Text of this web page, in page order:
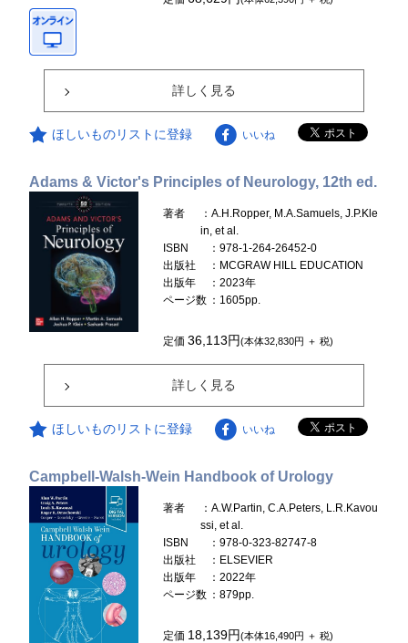
詳しく見る
ほしいものリストに登録 いいね
Adams & Victor's Principles of Neurology, 12th ed.
著者
：A.H.Ropper, M.A.Samuels, J.P.Kle
in, et al.
ISBN
：978-1-264-26452-0
出版社
：MCGRAW HILL EDUCATION
出版年
：2023年
ページ数 ：1605pp.
定価36,113円(本体32,830円 ＋ 税)
詳しく見る
ほしいものリストに登録 いいね
Campbell-Walsh-Wein Handbook of Urology
著者
：A.W.Partin, C.A.Peters, L.R.Kavou
ssi, et al.
ISBN
：978-0-323-82747-8
出版社
：ELSEVIER
出版年
：2022年
ページ数 ：879pp.
定価 18,139円(本体16,490円 ＋ 税)